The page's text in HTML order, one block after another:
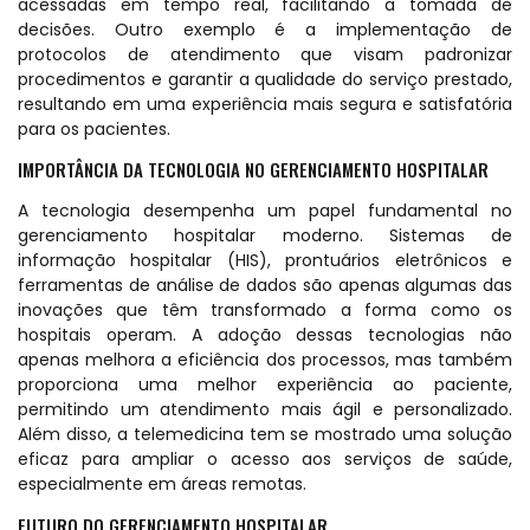
decisões. Outro exemplo é a implementação de
protocolos de atendimento que visam padronizar
procedimentos e garantir a qualidade do serviço prestado,
resultando em uma experiência mais segura e satisfatória
para os pacientes.
IMPORTÂNCIA DA TECNOLOGIA NO GERENCIAMENTO HOSPITALAR
A tecnologia desempenha um papel fundamental no
gerenciamento hospitalar moderno. Sistemas de
informação hospitalar (HIS), prontuários eletrônicos e
ferramentas de análise de dados são apenas algumas das
inovações que têm transformado a forma como os
hospitais operam. A adoção dessas tecnologias não
apenas melhora a eficiência dos processos, mas também
proporciona uma melhor experiência ao paciente,
permitindo um atendimento mais ágil e personalizado.
Além disso, a telemedicina tem se mostrado uma solução
eficaz para ampliar o acesso aos serviços de saúde,
especialmente em áreas remotas.
FUTURO DO GERENCIAMENTO HOSPITALAR